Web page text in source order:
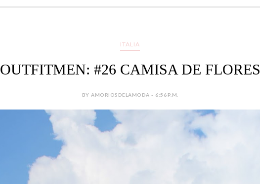
ITALIA
OUTFITMEN: #26 CAMISA DE FLORES
BY AMORIOSDELAMODA - 6:56 P.M.